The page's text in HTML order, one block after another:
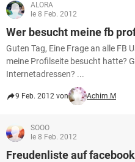
ALORA
le 8 Feb. 2012
Wer besucht meine fb
Guten Tag, Eine Frage an alle FB
meine Profilseite besucht hatte?
Internetadressen? ...
9 Feb. 2012 von Achim.M
SOOO
le 8 Feb. 2012
Freudenliste auf